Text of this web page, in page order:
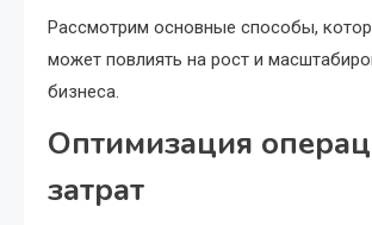
Рассмотрим основные способы,
может повлиять на рост и
бизнеса.
Оптимизация
затрат